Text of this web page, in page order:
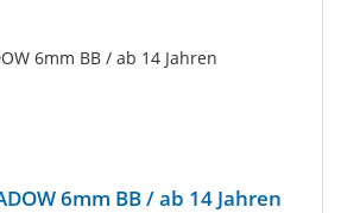
6mm BB / ab 14 Jahren